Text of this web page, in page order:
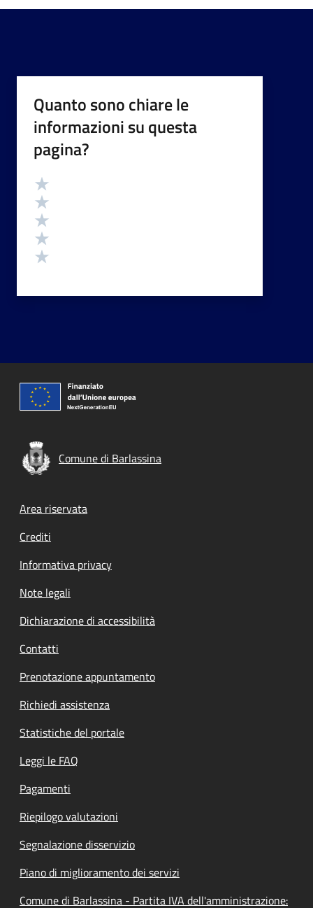
Quanto sono chiare le
informazioni su questa
pagina?
Valutazione
Comune di Barlassina
Footer menu
Area riservata
Crediti
Informativa privacy
Note legali
Dichiarazione di accessibilità
Contatti
Prenotazione appuntamento
Richiedi assistenza
Statistiche del portale
Leggi le FAQ
Pagamenti
Riepilogo valutazioni
Segnalazione disservizio
Piano di miglioramento dei servizi
Comune di Barlassina - Partita IVA dell'amministrazione: